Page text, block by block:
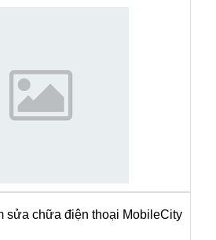
sửa chữa điện thoại MobileCity